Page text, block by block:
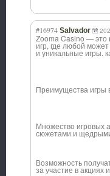
#16974 Salvador
Zooma Casino — это
игр, где любой
и уникальные игры.
Преимущества игры
Множество игровых
сюжетами и
Возможность
за участие в акциях